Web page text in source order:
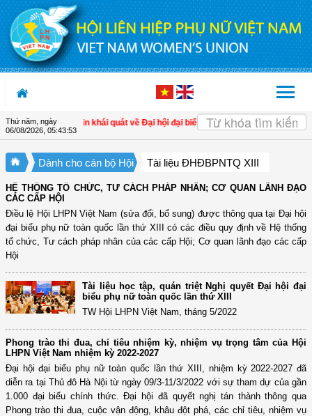
Truy cập nội dung luôn
Thứ năm, ngày
06/08/2026, 05:43:53
tịch | Thông tin khái quát về Đại hội đại biểu Phụ nữ toàn quốc lần thứ XIII
Dành cho cán bộ Hội Tài liệu ĐHĐBPNTQ XIII
HỆ THỐNG TỔ CHỨC, TƯ CÁCH PHÁP NHÂN; CƠ QUAN LÃNH ĐẠO
CÁC CẤP HỘI
Điều lệ Hội LHPN Việt Nam (sửa đổi, bổ sung) được thông qua tại Đại hội
đại biểu phụ nữ toàn quốc lần thứ XIII có các điều quy định về Hệ thống
tổ chức, Tư cách pháp nhân của các cấp Hội; Cơ quan lãnh đạo các cấp
Hội
Tài liệu học tập, quán triệt Nghị quyết Đại hội đại
biểu phụ nữ toàn quốc lần thứ XIII
TW Hội LHPN Việt Nam, tháng 5/2022
Phong trào thi đua, chỉ tiêu nhiệm kỳ, nhiệm vụ trọng tâm của Hội
LHPN Việt Nam nhiệm kỳ 2022-2027
Đại hội đại biểu phụ nữ toàn quốc lần thứ XIII, nhiệm kỳ 2022-2027 đã
diễn ra tại Thủ đô Hà Nội từ ngày 09/3-11/3/2022 với sự tham dự của gần
1.000 đại biểu chính thức. Đại hội đã quyết nghị tán thành thông qua
Phong trào thi đua, cuộc vận động, khâu đột phá, các chỉ tiêu, nhiệm vụ